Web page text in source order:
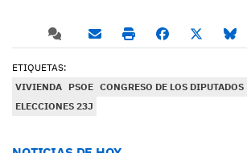
ETIQUETAS:
VIVIENDA PSOE CONGRESO DE LOS DIPUTADOS
ELECCIONES 23J